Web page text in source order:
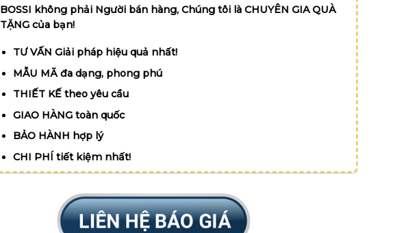
BOSSI không phải Người bán hàng, Chúng tôi là CHUYÊN GIA QUÀ
TẶNG của bạn!
TƯ VẤN Giải pháp hiệu quả nhất!
MẪU MÃ đa dạng, phong phú
THIẾT KẾ theo yêu cầu
GIAO HÀNG toàn quốc
BẢO HÀNH hợp lý
CHI PHÍ tiết kiệm nhất!